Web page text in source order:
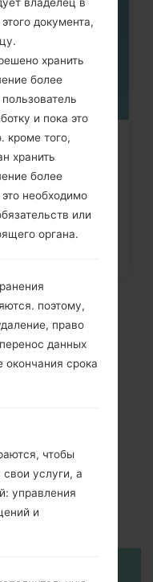
с
на LG...
LTE
документа,
хранить
более
и пока это
кроме того,
хранить
более
это необходимо
или
органа.
поэтому,
право
данных
окончания срока
чтобы
услуги, а
управления
и